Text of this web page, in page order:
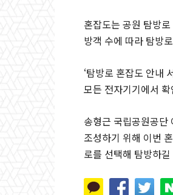
혼잡도는 공원 탐방
방객 수에 따라 탐방
‘탐방로 혼잡도 안내
모든 전자기기에서
송형근 국립공원공단
조성하기 위해 이번
로를 선택해 탐방하